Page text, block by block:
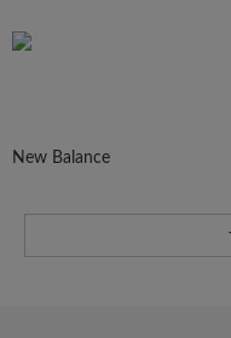
New Balance